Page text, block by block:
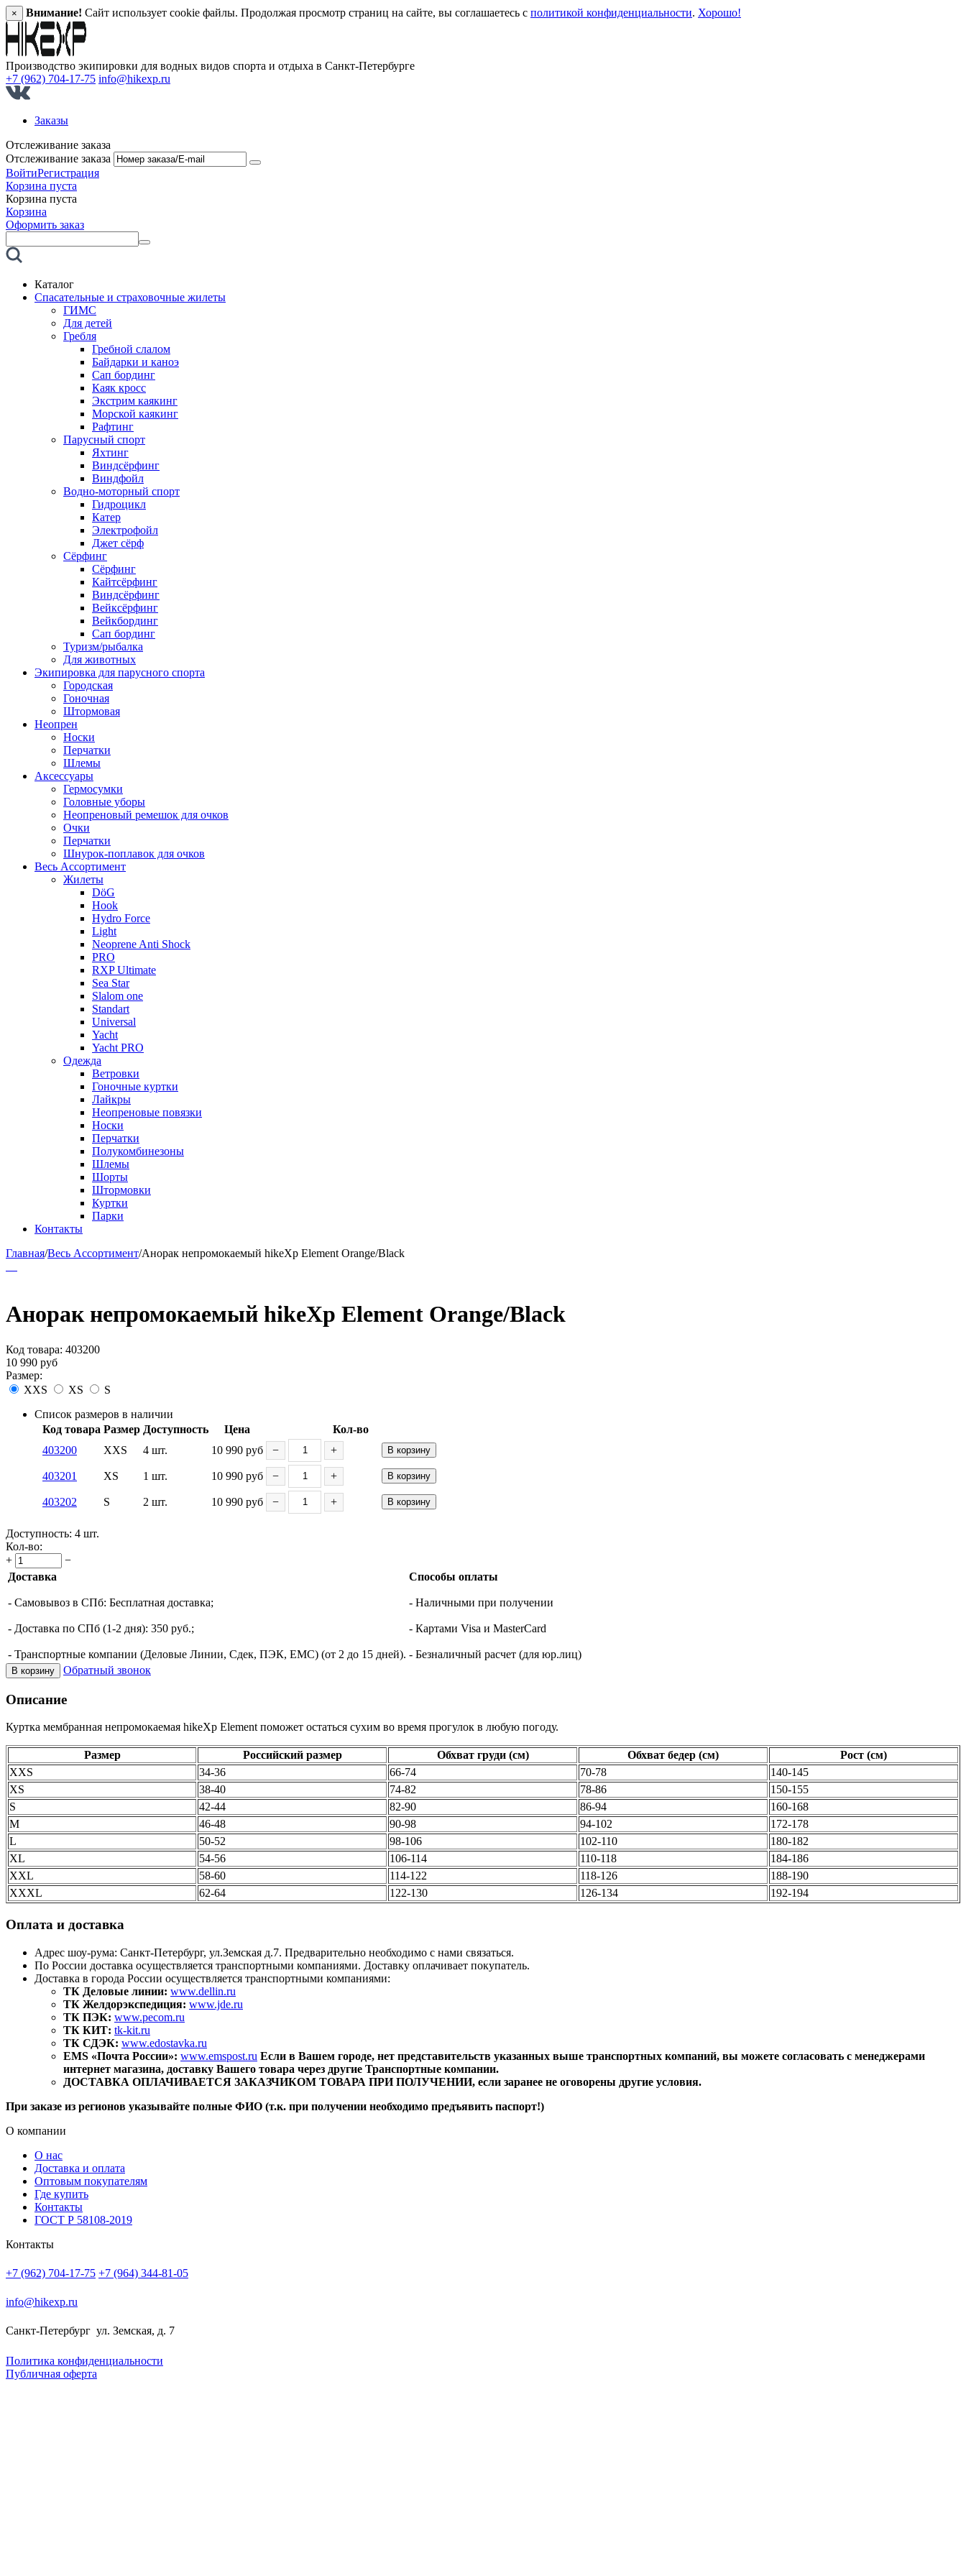
× Внимание! Сайт использует cookie файлы. Продолжая просмотр страниц на сайте, вы соглашаетесь с политикой конфиденциальности. Хорошо!
Производство экипировки для водных видов спорта и отдыха в Санкт‑Петербурге
+7 (962) 704-17-75 info@hikexp.ru
Заказы
Отслеживание заказа
Отслеживание заказа
ВойтиРегистрация
Корзина пуста
Корзина пуста
Корзина
Оформить заказ
Каталог
Спасательные и страховочные жилеты
ГИМС
Для детей
Гребля
Гребной слалом
Байдарки и каноэ
Сап бординг
Каяк кросс
Экстрим каякинг
Морской каякинг
Рафтинг
Парусный спорт
Яхтинг
Виндсёрфинг
Виндфойл
Водно-моторный спорт
Гидроцикл
Катер
Электрофойл
Джет сёрф
Сёрфинг
Сёрфинг
Кайтсёрфинг
Виндсёрфинг
Вейксёрфинг
Вейкбординг
Сап бординг
Туризм/рыбалка
Для животных
Экипировка для парусного спорта
Городская
Гоночная
Штормовая
Неопрен
Носки
Перчатки
Шлемы
Аксессуары
Гермосумки
Головные уборы
Неопреновый ремешок для очков
Очки
Перчатки
Шнурок-поплавок для очков
Весь Ассортимент
Жилеты
DöG
Hook
Hydro Force
Light
Neoprene Anti Shock
PRO
RXP Ultimate
Sea Star
Slalom one
Standart
Universal
Yacht
Yacht PRO
Одежда
Ветровки
Гоночные куртки
Лайкры
Неопреновые повязки
Носки
Перчатки
Полукомбинезоны
Шлемы
Шорты
Штормовки
Куртки
Парки
Контакты
Главная/Весь Ассортимент/Анорак непромокаемый hikeXp Element Orange/Black
Анорак непромокаемый hikeXp Element Orange/Black
Код товара: 403200
10 990 руб
Размер:
XXS
XS
S
Список размеров в наличии
Код товара Размер Доступность Цена
Кол-во
403200
XXS 4 шт. 10 990 руб − + В корзину
403201 XS 1 шт. 10 990 руб − + В корзину
403202 S 2 шт. 10 990 руб − + В корзину
Доступность: 4 шт.
Кол-во:
+
−
Доставка
- Самовывоз в СПб: Бесплатная доставка;
- Доставка по СПб (1-2 дня): 350 руб.;
- Транспортные компании (Деловые Линии, Сдек, ПЭК, ЕМС) (от 2 до 15 дней).
Способы оплаты
- Наличными при получении
- Картами Visa и MasterCard
- Безналичный расчет (для юр.лиц)
В корзину Обратный звонок
Описание
Куртка мембранная непромокаемая hikeXp Element поможет остаться сухим во время прогулок в любую погоду.
Размер Российский размер Обхват груди (см) Обхват бедер (см)
Рост (см)
XXS
34-36 66-74 70-78
140-145
XS
38-40 74-82 78-86
150-155
S
42-44 82-90 86-94
160-168
M
46-48 90-98 94-102
172-178
L
50-52 98-106 102-110
180-182
XL
54-56 106-114 110-118
184-186
XXL
58-60 114-122 118-126
188-190
XXXL
62-64 122-130 126-134 192-194
Оплата и доставка
Адрес шоу-рума: Санкт-Петербург, ул.Земская д.7. Предварительно необходимо с нами связаться.
По России доставка осуществляется транспортными компаниями. Доставку оплачивает покупатель.
Доставка в города России осуществляется транспортными компаниями:
ТК Деловые линии: www.dellin.ru
ТК Желдорэкспедиция: www.jde.ru
ТК ПЭК: www.pecom.ru
ТК КИТ: tk-kit.ru
ТК СДЭК: www.edostavka.ru
EMS «Почта России»: www.emspost.ru Если в Вашем городе, нет представительств указанных выше транспортных компаний, вы можете согласовать с менеджерами
интернет магазина, доставку Вашего товара через другие Транспортные компании.
ДОСТАВКА ОПЛАЧИВАЕТСЯ ЗАКАЗЧИКОМ ТОВАРА ПРИ ПОЛУЧЕНИИ, если заранее не оговорены другие условия.
При заказе из регионов указывайте полные ФИО (т.к. при получении необходимо предъявить паспорт!)
О компании
О нас
Доставка и оплата
Оптовым покупателям
Где купить
Контакты
ГОСТ Р 58108-2019
Контакты
+7 (962) 704-17-75 +7 (964) 344-81-05
info@hikexp.ru
Санкт-Петербург ул. Земская, д. 7
Политика конфиденциальности
Публичная оферта